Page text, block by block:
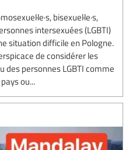
bisexuel·le·s,
intersexuées (LGBTI)
situation difficile en Pologne.
de considérer les
des personnes LGBTI comme
ou...